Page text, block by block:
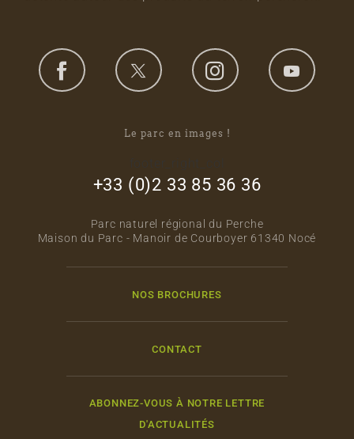
Le parc en images !
+33 (0)2 33 85 36 36
Parc naturel régional du Perche
Maison du Parc - Manoir de Courboyer 61340 Nocé
NOS BROCHURES
CONTACT
ABONNEZ-VOUS À NOTRE LETTRE
D'ACTUALITÉS